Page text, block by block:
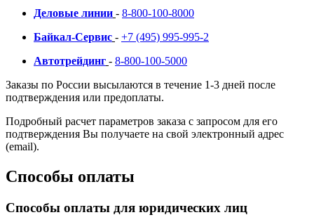
Деловые линии - 8-800-100-8000
Байкал-Сервис - +7 (495) 995-995-2
Автотрейдинг - 8-800-100-5000
Заказы по России высылаются в течение 1-3 дней после
подтверждения или предоплаты.
Подробный расчет параметров заказа с запросом для его
подтверждения Вы получаете на свой электронный адрес
(email).
Способы оплаты
Способы оплаты для юридических лиц